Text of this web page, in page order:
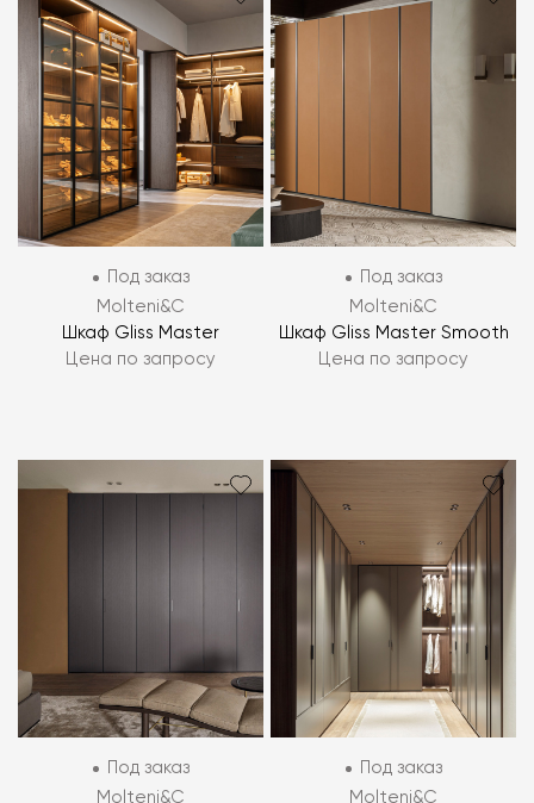
Под заказ
Molteni&C
Шкаф Gliss Master
Цена по запросу
Под заказ
Molteni&C
Шкаф Gliss Master Smooth
Цена по запросу
Под заказ
Molteni&C
Под заказ
Molteni&C